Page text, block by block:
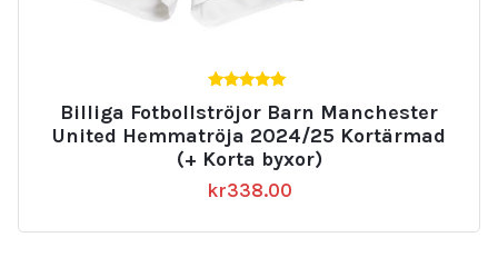
av 5
Billiga Fotbollströjor Barn Manchester
United Hemmatröja 2024/25 Kortärmad
(+ Korta byxor)
kr338.00